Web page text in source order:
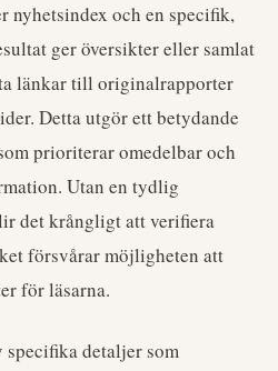
nyhetsindex och en specifik,
ger översikter eller samlat
länkar till originalrapporter
Detta utgör ett betydande
prioriterar omedelbar och
Utan en tydlig
det krångligt att verifiera
försvårar möjligheten att
för läsarna.
specifika detaljer som